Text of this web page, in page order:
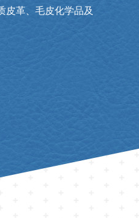
皮革、毛皮化学品及